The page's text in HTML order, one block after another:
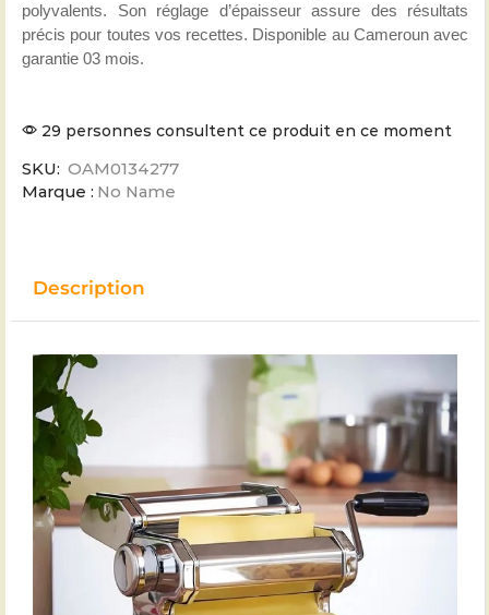
polyvalents. Son réglage d’épaisseur assure des résultats
précis pour toutes vos recettes. Disponible au Cameroun avec
garantie 03 mois.
29 personnes consultent ce produit en ce moment
SKU: OAM0134277
Marque : No Name
Description